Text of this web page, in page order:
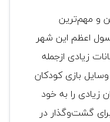
و مهم‌ترین
اعظم این شهر
زیادی ازجمله
بازی کودکان
زیادی را به خود
گشت‌وگذار در